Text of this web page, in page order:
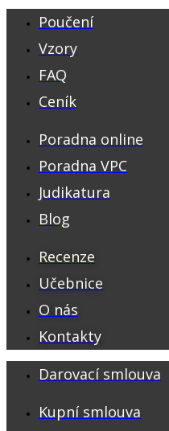
Poučení
Vzory
FAQ
Ceník
Poradna online
Poradna VPC
Judikatura
Blog
Recenze
Učebnice
O nás
Kontakty
Darovací smlouva
Kupní smlouva